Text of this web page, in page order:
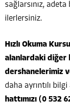
sağlarsınız,
ilerlersiniz.
Hızlı Okuma
alanlardaki diğer
dershanelerimiz
daha ayrıntılı
hattımızı (0 532